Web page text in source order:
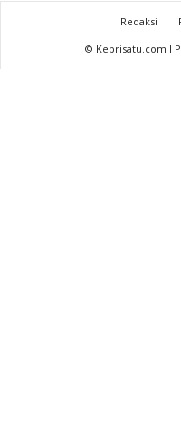
Redaksi
© Keprisatu.com I